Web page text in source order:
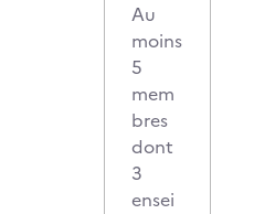
Au
moins
5
mem
bres
dont
3
ensei